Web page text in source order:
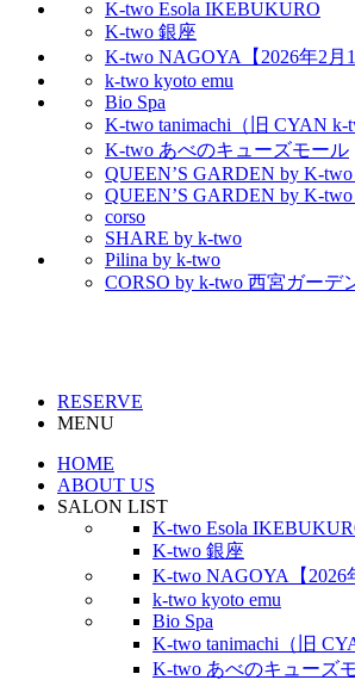
K-two Esola IKEBUKURO
K-two 銀座
K-two NAGOYA【2026年2月
k-two kyoto emu
Bio Spa
K-two tanimachi（旧 CYAN k-
K-two あべのキューズモール
QUEEN’S GARDEN by K-two
QUEEN’S GARDEN by K-two
corso
SHARE by k-two
Pilina by k-two
CORSO by k-two 西宮ガーデ
RESERVE
MENU
HOME
ABOUT US
SALON LIST
K-two Esola
K-two 銀座
K-two NAGOYA【2026
k-two kyoto emu
Bio Spa
K-two tanimachi（旧
K-two あべのキューズ